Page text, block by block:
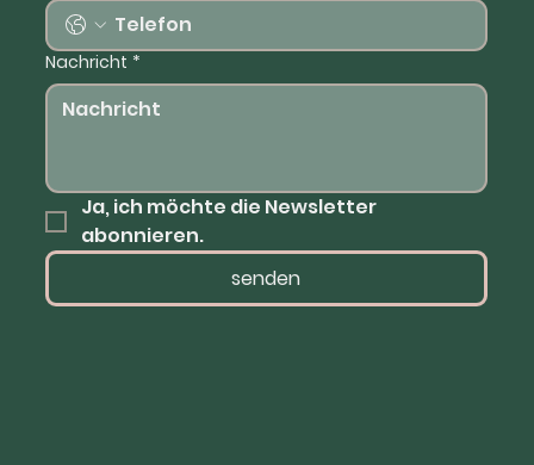
Nachricht *
Ja, ich möchte die Newsletter
abonnieren.
senden